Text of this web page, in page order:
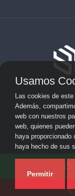
aplicaciones de
Usamos
Las cookies de
Además,
web con nuestros
web, quienes
haya
haya hecho de sus
Permitir